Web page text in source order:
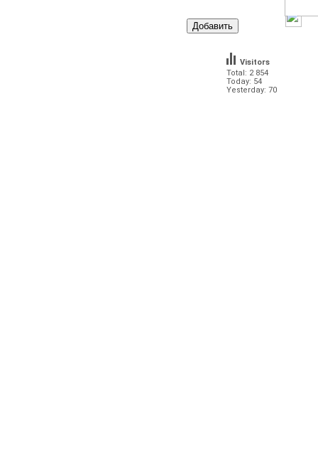
Total: 2 854
Today: 54
Yesterday: 70
Visitors